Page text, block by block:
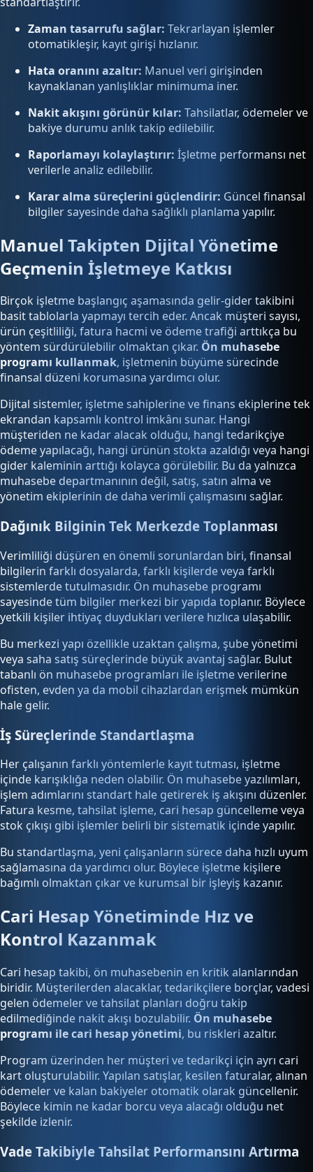
Zaman tasarrufu sağlar: Tekrarlayan işlemler
otomatikleşir, kayıt girişi hızlanır.
Hata oranını azaltır: Manuel veri girişinden
kaynaklanan yanlışlıklar minimuma iner.
Nakit akışını görünür kılar: Tahsilatlar, ödemeler ve
bakiye durumu anlık takip edilebilir.
Raporlamayı kolaylaştırır: İşletme performansı net
verilerle analiz edilebilir.
Karar alma süreçlerini güçlendirir: Güncel finansal
bilgiler sayesinde daha sağlıklı planlama yapılır.
Manuel Takipten Dijital Yönetime
Geçmenin İşletmeye Katkısı
Birçok işletme başlangıç aşamasında gelir-gider takibini
basit tablolarla yapmayı tercih eder. Ancak müşteri sayısı,
ürün çeşitliliği, fatura hacmi ve ödeme trafiği arttıkça bu
yöntem sürdürülebilir olmaktan çıkar. Ön muhasebe
programı kullanmak, işletmenin büyüme sürecinde
finansal düzeni korumasına yardımcı olur.
Dijital sistemler, işletme sahiplerine ve finans ekiplerine tek
ekrandan kapsamlı kontrol imkânı sunar. Hangi
müşteriden ne kadar alacak olduğu, hangi tedarikçiye
ödeme yapılacağı, hangi ürünün stokta azaldığı veya hangi
gider kaleminin arttığı kolayca görülebilir. Bu da yalnızca
muhasebe departmanının değil, satış, satın alma ve
yönetim ekiplerinin de daha verimli çalışmasını sağlar.
Dağınık Bilginin Tek Merkezde Toplanması
Verimliliği düşüren en önemli sorunlardan biri, finansal
bilgilerin farklı dosyalarda, farklı kişilerde veya farklı
sistemlerde tutulmasıdır. Ön muhasebe programı
sayesinde tüm bilgiler merkezi bir yapıda toplanır. Böylece
yetkili kişiler ihtiyaç duydukları verilere hızlıca ulaşabilir.
Bu merkezi yapı özellikle uzaktan çalışma, şube yönetimi
veya saha satış süreçlerinde büyük avantaj sağlar. Bulut
tabanlı ön muhasebe programları ile işletme verilerine
ofisten, evden ya da mobil cihazlardan erişmek mümkün
hale gelir.
İş Süreçlerinde Standartlaşma
Her çalışanın farklı yöntemlerle kayıt tutması, işletme
içinde karışıklığa neden olabilir. Ön muhasebe yazılımları,
işlem adımlarını standart hale getirerek iş akışını düzenler.
Fatura kesme, tahsilat işleme, cari hesap güncelleme veya
stok çıkışı gibi işlemler belirli bir sistematik içinde yapılır.
Bu standartlaşma, yeni çalışanların sürece daha hızlı uyum
sağlamasına da yardımcı olur. Böylece işletme kişilere
bağımlı olmaktan çıkar ve kurumsal bir işleyiş kazanır.
Cari Hesap Yönetiminde Hız ve
Kontrol Kazanmak
Cari hesap takibi, ön muhasebenin en kritik alanlarından
biridir. Müşterilerden alacaklar, tedarikçilere borçlar, vadesi
gelen ödemeler ve tahsilat planları doğru takip
edilmediğinde nakit akışı bozulabilir. Ön muhasebe
programı ile cari hesap yönetimi, bu riskleri azaltır.
Program üzerinden her müşteri ve tedarikçi için ayrı cari
kart oluşturulabilir. Yapılan satışlar, kesilen faturalar, alınan
ödemeler ve kalan bakiyeler otomatik olarak güncellenir.
Böylece kimin ne kadar borcu veya alacağı olduğu net
şekilde izlenir.
Vade Takibiyle Tahsilat Performansını Artırma